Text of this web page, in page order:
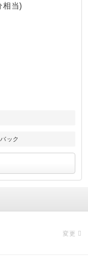
相当)
ック
変更